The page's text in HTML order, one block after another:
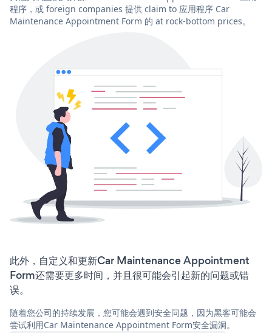
程序，或 foreign companies 提供 claim to 应用程序 Car
Maintenance Appointment Form 的 at rock-bottom prices。
此外，自定义和更新Car Maintenance Appointment
Form还需要更多时间，并且很可能会引起新的问题或错
误。
随着您公司的持续发展，您可能会遇到安全问题，因为黑客可能会
尝试利用Car Maintenance Appointment Form安全漏洞。